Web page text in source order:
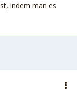
indem man es